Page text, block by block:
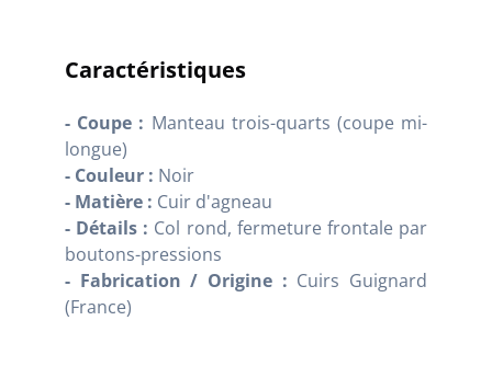
Caractéristiques
- Coupe : Manteau trois-quarts (coupe mi-
longue)
- Couleur : Noir
- Matière : Cuir d'agneau
- Détails : Col rond, fermeture frontale par
boutons-pressions
- Fabrication / Origine : Cuirs Guignard
(France)